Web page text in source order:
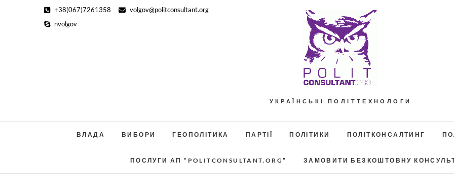
+38(067)7261358
volgov@politconsultant.org
nvolgov
УКРАЇНСЬКІ ПОЛІТТЕХНОЛОГИ
ВЛАДА ВИБОРИ ГЕОПОЛІТИКА ПАРТІЇ ПОЛІТИКИ ПОЛІТКОНСАЛТИНГ
ПОСЛУГИ АП “POLITCONSULTANT.ORG” ЗАМОВИТИ БЕЗКОШТОВНУ